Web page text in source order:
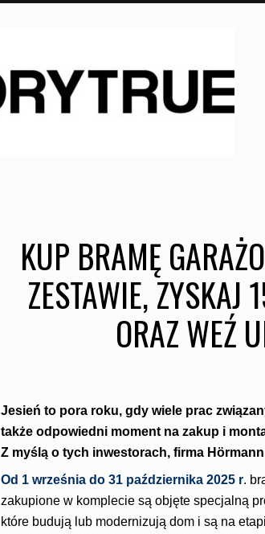
KUP BRAMĘ
ZESTAWIE,
ORAZ WEŹ
Jesień to pora roku, gdy wiele prac
także odpowiedni moment na zakup i
Z myślą o tych inwestorach, firma
Od 1 września do 31 października 2025 r.
zakupione w komplecie są objęte specjalną
które budują lub modernizują dom i są na